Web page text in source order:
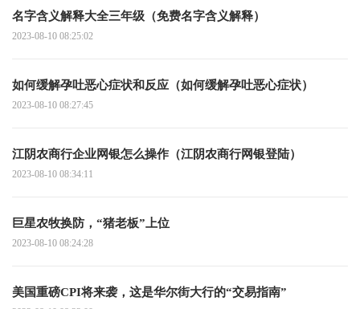
名字含义解释大全三年级（免费名字含义解释）
2023-08-10 08:25:02
如何缓解孕吐恶心症状和反应（如何缓解孕吐恶心症状）
2023-08-10 08:27:45
江阴农商行企业网银怎么操作（江阴农商行网银登陆）
2023-08-10 08:34:11
巨星农牧换防，“猪老板”上位
2023-08-10 08:24:28
美国重磅CPI将来袭，这是华尔街大行的“交易指南”